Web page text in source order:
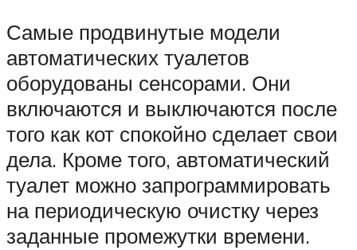
Самые продвинутые модели
автоматических туалетов
оборудованы сенсорами. Они
включаются и выключаются после
того как кот спокойно сделает свои
дела. Кроме того, автоматический
туалет можно запрограммировать
на периодическую очистку через
заданные промежутки времени.